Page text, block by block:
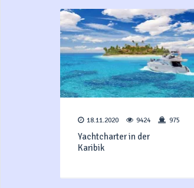
18.11.2020 9424 975
Yachtcharter in der
Karibik